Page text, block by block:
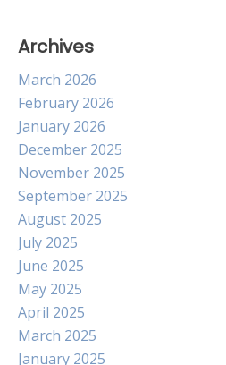
Archives
March 2026
February 2026
January 2026
December 2025
November 2025
September 2025
August 2025
July 2025
June 2025
May 2025
April 2025
March 2025
January 2025